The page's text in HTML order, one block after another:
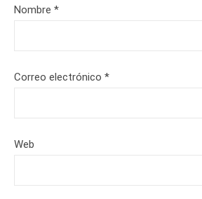
Nombre *
Correo electrónico *
Web